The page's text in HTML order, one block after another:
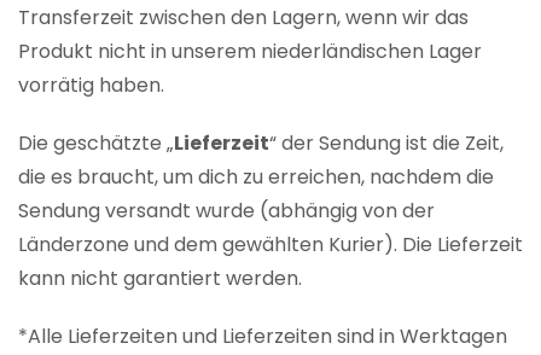
Transferzeit zwischen den Lagern, wenn wir das
Produkt nicht in unserem niederländischen Lager
vorrätig haben.
Die geschätzte „Lieferzeit“ der Sendung ist die Zeit,
die es braucht, um dich zu erreichen, nachdem die
Sendung versandt wurde (abhängig von der
Länderzone und dem gewählten Kurier). Die Lieferzeit
kann nicht garantiert werden.
*Alle Lieferzeiten und Lieferzeiten sind in Werktagen